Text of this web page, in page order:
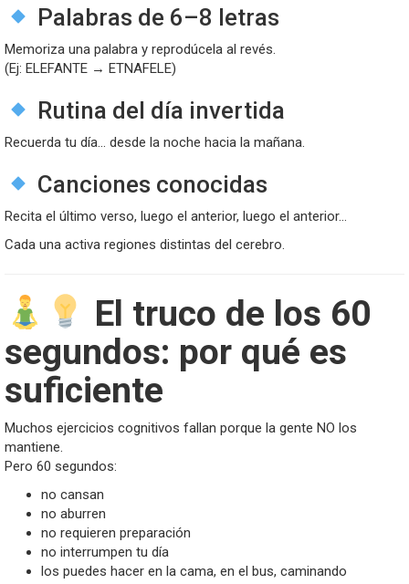
Palabras de 6–8 letras
Memoriza una palabra y reprodúcela al revés.
(Ej: ELEFANTE → ETNAFELE)
Rutina del día invertida
Recuerda tu día… desde la noche hacia la mañana.
Canciones conocidas
Recita el último verso, luego el anterior, luego el anterior…
Cada una activa regiones distintas del cerebro.
El truco de los 60
segundos: por qué es
suficiente
Muchos ejercicios cognitivos fallan porque la gente NO los
mantiene.
Pero 60 segundos:
no cansan
no aburren
no requieren preparación
no interrumpen tu día
los puedes hacer en la cama, en el bus, caminando